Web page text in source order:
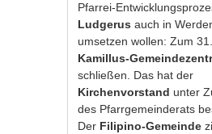
Pfarrei-
Ludgerus auch in
umsetzen wollen: Zum
Kamillus-
schließen. Das hat der
Kirchenvorstand unter
des Pfarrgemeinderats
Der Filipino-Gemeinde